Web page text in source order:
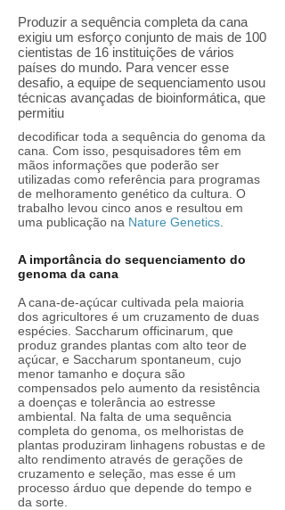
Produzir a sequência completa da cana
exigiu um esforço conjunto de mais de 100
cientistas de 16 instituições de vários
países do mundo. Para vencer esse
desafio, a equipe de sequenciamento usou
técnicas avançadas de bioinformática, que
permitiu
decodificar toda a sequência do genoma da
cana. Com isso, pesquisadores têm em
mãos informações que poderão ser
utilizadas como referência para programas
de melhoramento genético da cultura. O
trabalho levou cinco anos e resultou em
uma publicação na Nature Genetics
A importância do sequenciamento do
genoma da cana
A cana-de-açúcar cultivada pela maioria
dos agricultores é um cruzamento de duas
espécies. Saccharum officinarum, que
produz grandes plantas com alto teor de
açúcar, e Saccharum spontaneum, cujo
menor tamanho e doçura são
compensados ​​pelo aumento da resistência
a doenças e tolerância ao estresse
ambiental. Na falta de uma sequência
completa do genoma, os melhoristas de
plantas produziram linhagens robustas e de
alto rendimento através de gerações de
cruzamento e seleção, mas esse é um
processo árduo que depende do tempo e
da sorte.